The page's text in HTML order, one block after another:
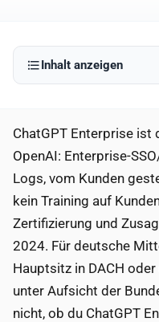
Inhalt anzeigen
ChatGPT Enterprise ist
OpenAI: Enterprise-
Logs, vom Kunden
kein Training auf
Zertifizierung und
2024. Für deutsche
Hauptsitz in DACH
unter Aufsicht der
nicht, ob du ChatGPT